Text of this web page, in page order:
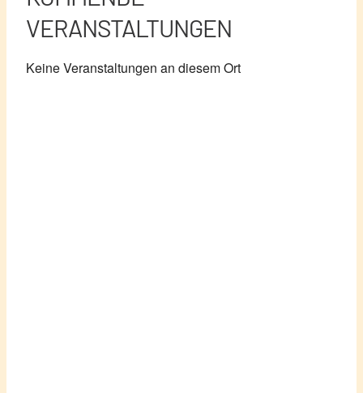
VERANSTALTUNGEN
Keine Veranstaltungen an diesem Ort